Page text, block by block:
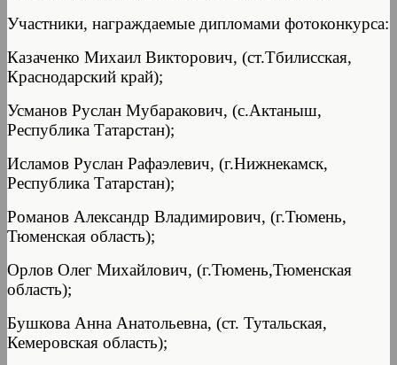
Участники, награждаемые дипломами фотоконкурса:
Казаченко Михаил Викторович, (ст.Тбилисская,
Краснодарский край);
Усманов Руслан Мубаракович, (с.Актаныш,
Республика Татарстан);
Исламов Руслан Рафаэлевич, (г.Нижнекамск,
Республика Татарстан);
Романов Александр Владимирович, (г.Тюмень,
Тюменская область);
Орлов Олег Михайлович, (г.Тюмень,Тюменская
область);
Бушкова Анна Анатольевна, (ст. Тутальская,
Кемеровская область);